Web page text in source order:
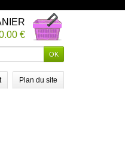
€
Plan du site